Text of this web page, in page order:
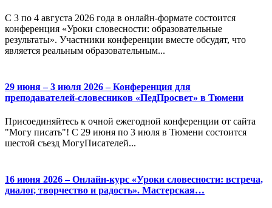
С 3 по 4 августа 2026 года в онлайн-формате состоится
конференция «Уроки словесности: образовательные
результаты». Участники конференции вместе обсудят, что
является реальным образовательным...
29 июня – 3 июля 2026 – Конференция для
преподавателей-словесников «ПедПросвет» в Тюмени
Присоединяйтесь к очной ежегодной конференции от сайта
"Могу писать"! С 29 июня по 3 июля в Тюмени состоится
шестой съезд МогуПисателей...
16 июня 2026 – Онлайн-курс «Уроки словесности: встреча,
диалог, творчество и радость». Мастерская…